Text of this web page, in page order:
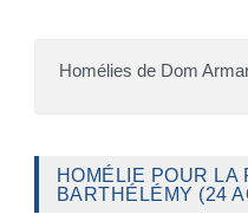
Homélies de Dom
HOMÉLIE POUR LA
BARTHÉLÉMY (24